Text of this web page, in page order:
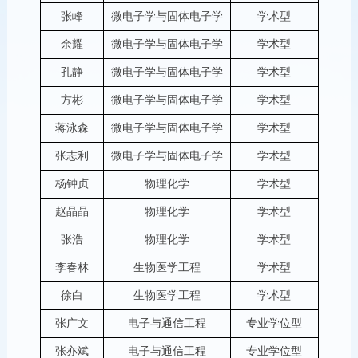
张峰 微电子学与固体电子学 学术型
余耀 微电子学与固体电子学 学术型
孔静 微电子学与固体电子学 学术型
方彬 微电子学与固体电子学 学术型
蒋泳森 微电子学与固体电子学 学术型
张志利 微电子学与固体电子学 学术型
杨钟贞 物理化学 学术型
赵晶晶 物理化学 学术型
张浩 物理化学 学术型
李春林 生物医学工程 学术型
徐白 生物医学工程 学术型
张广文 电子与通信工程 专业学位型
张亦斌 电子与通信工程 专业学位型